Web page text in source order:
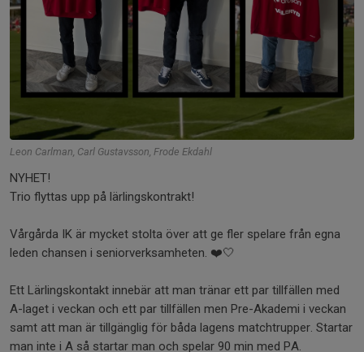
Leon Carlman, Carl Gustavsson, Frode Ekdahl
NYHET!
Trio flyttas upp på lärlingskontrakt!
Vårgårda IK är mycket stolta över att ge fler spelare från egna
leden chansen i seniorverksamheten. ❤️🤍
Ett Lärlingskontakt innebär att man tränar ett par tillfällen med
A-laget i veckan och ett par tillfällen men Pre-Akademi i veckan
samt att man är tillgänglig för båda lagens matchtrupper. Startar
man inte i A så startar man och spelar 90 min med PA.